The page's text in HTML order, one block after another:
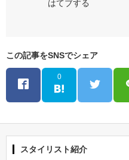
この記事をSNSでシェア
0
スタイリスト紹介